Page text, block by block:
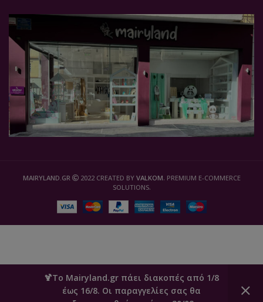
🍹Το Mairyland.gr πάει διακοπές από 1/8
έως 16/8. Οι παραγγελίες σας θα
MAIRYLAND.GR 2022 CREATED BY VALKOM. PREMIUM E-COMMERCE
SOLUTIONS.
0